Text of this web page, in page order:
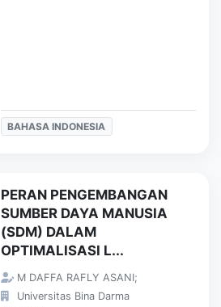
BAHASA INDONESIA
PERAN PENGEMBANGAN
SUMBER DAYA MANUSIA
(SDM) DALAM
OPTIMALISASI L...
M DAFFA RAFLY ASANI;
Universitas Bina Darma